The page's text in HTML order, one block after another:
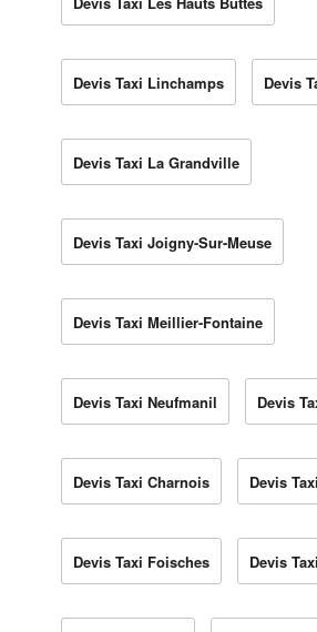
Devis Taxi Linchamps Devis
Devis Taxi La Grandville
Devis Taxi Joigny-Sur-Meuse
Devis Taxi Meillier-Fontaine
Devis Taxi Neufmanil Devis
Devis Taxi Charnois Devis
Devis Taxi Foisches Devis